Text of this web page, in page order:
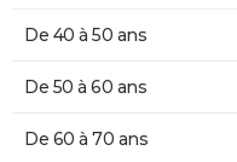
De 40 à 50 ans
De 50 à 60 ans
De 60 à 70 ans